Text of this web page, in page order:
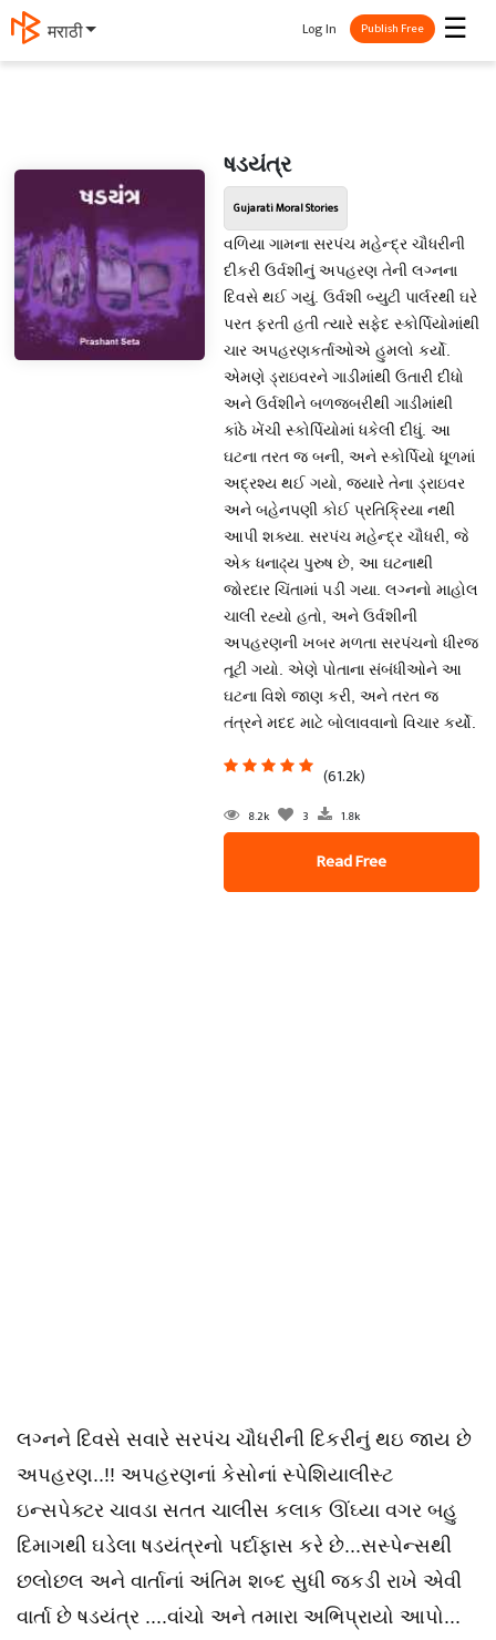
मराठी ☰
Log In Publish Free
ષડયંત્ર
Gujarati Moral Stories
વળિયા ગામના સરપંચ મહેન્દ્ર ચૌધરીની
દીકરી ઉર્વશીનું અપહરણ તેની લગ્નના
દિવસે થઈ ગયું. ઉર્વશી બ્યુટી પાર્લરથી ઘરે
પરત ફરતી હતી ત્યારે સફેદ સ્કોર્પિયોમાંથી
ચાર અપહરણકર્તાઓએ હુમલો કર્યો.
એમણે ડ્રાઇવરને ગાડીમાંથી ઉતારી દીધો
અને ઉર્વશીને બળજબરીથી ગાડીમાંથી
કાંઠે ખેંચી સ્કોર્પિયોમાં ધકેલી દીધું. આ
ઘટના તરત જ બની, અને સ્કોર્પિયો ધૂળમાં
અદ્રશ્ય થઈ ગયો, જ્યારે તેના ડ્રાઇવર
અને બહેનપણી કોઈ પ્રતિક્રિયા નથી
આપી શક્યા. સરપંચ મહેન્દ્ર ચૌધરી, જે
એક ધનાઢ્ય પુરુષ છે, આ ઘટનાથી
જોરદાર ચિંતામાં પડી ગયા. લગ્નનો માહોલ
ચાલી રહ્યો હતો, અને ઉર્વશીની
અપહરણની ખબર મળતા સરપંચનો ધીરજ
તૂટી ગયો. એણે પોતાના સંબંધીઓને આ
ઘટના વિશે જાણ કરી, અને તરત જ
તંત્રને મદદ માટે બોલાવવાનો વિચાર કર્યો.
(61.2k)
8.2k 3 1.8k
Read Free
લગ્નને દિવસે સવારે સરપંચ ચૌધરીની દિકરીનું થઇ જાય છે
અપહરણ..!! અપહરણનાં કેસોનાં સ્પેશિયાલીસ્ટ
ઇન્સપેક્ટર ચાવડા સતત ચાલીસ કલાક ઊંઘ્યા વગર બહુ
દિમાગથી ઘડેલા ષડયંત્રનો પર્દાફાસ કરે છે...સસ્પેન્સથી
છલોછલ અને વાર્તાનાં અંતિમ શબ્દ સુધી જકડી રાખે એવી
વાર્તા છે ષડયંત્ર ....વાંચો અને તમારા અભિપ્રાયો આપો...